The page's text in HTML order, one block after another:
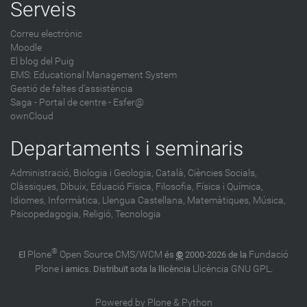
Serveis
Correu electrònic
Moodle
El blog del Puig
EMS: Educational Management System
Gestió de faltes d'assistència
Saga - Portal de centre - Esfer@
ownCloud
Departaments i seminaris
Administració, Biologia i Geologia, Català, Ciències Socials,
Clàssiques, Dibuix, Eduació Física, Filosofia, Física i Química,
Idiomes, Informàtica, Llengua Castellana, Matemàtiques, Música,
Psicopedagogia, Religió, Tecnologia
El Plone® Open Source CMS/WCM és © 2000-2026 de la Fundació
Plonei amics. Distribuït sota la llicència Llicència GNU GPL.
Powered by Plone & Python